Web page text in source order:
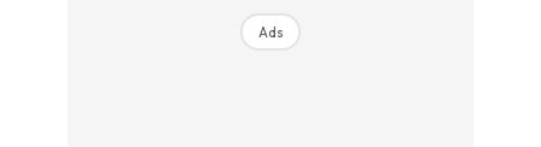
Ads